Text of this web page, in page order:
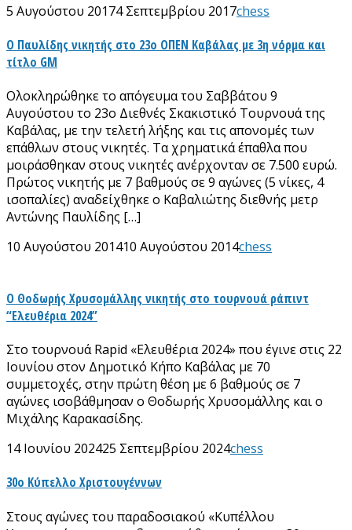
5 Αυγούστου 20174 Σεπτεμβρίου 2017chess
Ο Παυλίδης νικητής στο 23ο ΟΠΕΝ Καβάλας με 3η νόρμα και
τίτλο GM
Ολοκληρώθηκε το απόγευμα του Σαββάτου 9
Αυγούστου το 23ο Διεθνές Σκακιστικό Τουρνουά της
Καβάλας, με την τελετή λήξης και τις απονομές των
επάθλων στους νικητές. Τα χρηματικά έπαθλα που
μοιράσθηκαν στους νικητές ανέρχονταν σε 7.500 ευρώ.
Πρώτος νικητής με 7 βαθμούς σε 9 αγώνες (5 νίκες, 4
ισοπαλίες) αναδείχθηκε ο Καβαλιώτης διεθνής μετρ
Αντώνης Παυλίδης […]
10 Αυγούστου 201410 Αυγούστου 2014chess
Ο Θοδωρής Χρυσομάλλης νικητής στο τουρνουά ράπιντ
“Ελευθέρια 2024”
Στο τουρνουά Rapid «Ελευθέρια 2024» που έγινε στις 22
Ιουνίου στον Δημοτικό Κήπο Καβάλας με 70
συμμετοχές, στην πρώτη θέση με 6 βαθμούς σε 7
αγώνες ισοβάθμησαν ο Θοδωρής Χρυσομάλλης και ο
Μιχάλης Καρακασίδης.
14 Ιουνίου 202425 Σεπτεμβρίου 2024chess
30ο Κύπελλο Χριστουγέννων
Στους αγώνες του παραδοσιακού «Κυπέλλου